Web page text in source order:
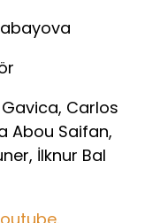
Carlos
Abou Saifan,
İlknur Bal